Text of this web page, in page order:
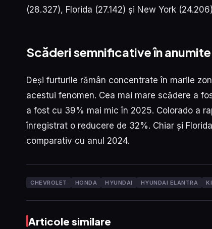
(28.327), Florida (27.142) și New York
Scăderi semnificative în
Deși furturile rămân concentrate în marile
acestui fenomen. Cea mai mare scădere a
a fost cu 39% mai mic în 2025. Colorado a
înregistrat o reducere de 32%. Chiar și
comparativ cu anul 2024.
CHEVROLET HONDA HYUNDAI HYUNDAI ELANTRA
Articole similare